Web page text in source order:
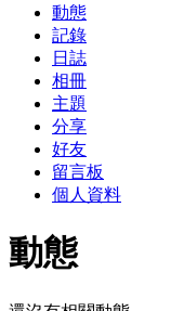
動態
記錄
日誌
相冊
主題
分享
好友
留言板
個人資料
動態